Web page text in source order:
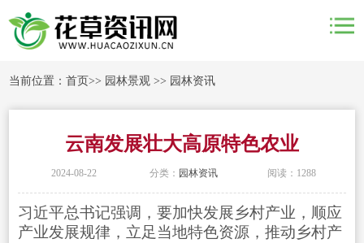
当前位置：首页>> 园林景观 >> 园林资讯
云南发展壮大高原特色农业
2024-08-22 分类： 园林资讯 阅读：1288
习近平总书记强调，要加快发展乡村产业，顺应
产业发展规律，立足当地特色资源，推动乡村产